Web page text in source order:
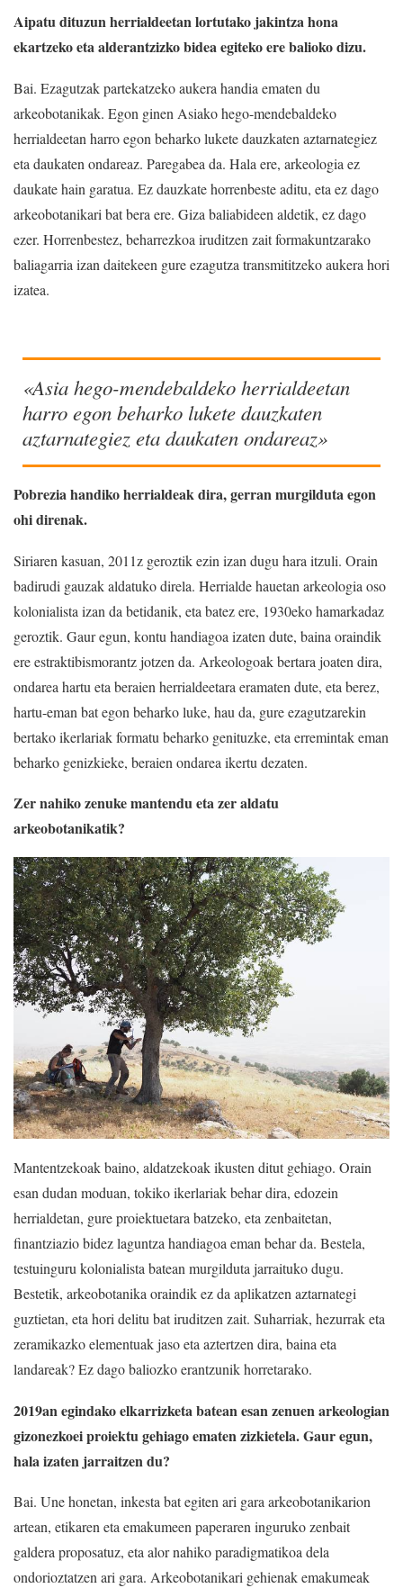
Aipatu dituzun herrialdeetan lortutako jakintza hona
ekartzeko eta alderantzizko bidea egiteko ere balioko dizu.
Bai. Ezagutzak partekatzeko aukera handia ematen du
arkeobotanikak. Egon ginen Asiako hego-mendebaldeko
herrialdeetan harro egon beharko lukete dauzkaten aztarnategiez
eta daukaten ondareaz. Paregabea da. Hala ere, arkeologia ez
daukate hain garatua. Ez dauzkate horrenbeste aditu, eta ez dago
arkeobotanikari bat bera ere. Giza baliabideen aldetik, ez dago
ezer. Horrenbestez, beharrezkoa iruditzen zait formakuntzarako
baliagarria izan daitekeen gure ezagutza transmititzeko aukera hori
izatea.
«Asia hego-mendebaldeko herrialdeetan
harro egon beharko lukete dauzkaten
aztarnategiez eta daukaten ondareaz»
Pobrezia handiko herrialdeak dira, gerran murgilduta egon
ohi direnak.
Siriaren kasuan, 2011z geroztik ezin izan dugu hara itzuli. Orain
badirudi gauzak aldatuko direla. Herrialde hauetan arkeologia oso
kolonialista izan da betidanik, eta batez ere, 1930eko hamarkadaz
geroztik. Gaur egun, kontu handiagoa izaten dute, baina oraindik
ere estraktibismorantz jotzen da. Arkeologoak bertara joaten dira,
ondarea hartu eta beraien herrialdeetara eramaten dute, eta berez,
hartu-eman bat egon beharko luke, hau da, gure ezagutzarekin
bertako ikerlariak formatu beharko genituzke, eta erremintak eman
beharko genizkieke, beraien ondarea ikertu dezaten.
Zer nahiko zenuke mantendu eta zer aldatu
arkeobotanikatik?
Mantentzekoak baino, aldatzekoak ikusten ditut gehiago. Orain
esan dudan moduan, tokiko ikerlariak behar dira, edozein
herrialdetan, gure proiektuetara batzeko, eta zenbaitetan,
finantziazio bidez laguntza handiagoa eman behar da. Bestela,
testuinguru kolonialista batean murgilduta jarraituko dugu.
Bestetik, arkeobotanika oraindik ez da aplikatzen aztarnategi
guztietan, eta hori delitu bat iruditzen zait. Suharriak, hezurrak eta
zeramikazko elementuak jaso eta aztertzen dira, baina eta
landareak? Ez dago baliozko erantzunik horretarako.
2019an egindako elkarrizketa batean esan zenuen arkeologian
gizonezkoei proiektu gehiago ematen zizkietela. Gaur egun,
hala izaten jarraitzen du?
Bai. Une honetan, inkesta bat egiten ari gara arkeobotanikarion
artean, etikaren eta emakumeen paperaren inguruko zenbait
galdera proposatuz, eta alor nahiko paradigmatikoa dela
ondorioztatzen ari gara. Arkeobotanikari gehienak emakumeak